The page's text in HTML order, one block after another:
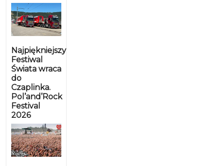
Najpiękniejszy
Festiwal
Świata wraca
do
Czaplinka.
Pol’and’Rock
Festival
2026